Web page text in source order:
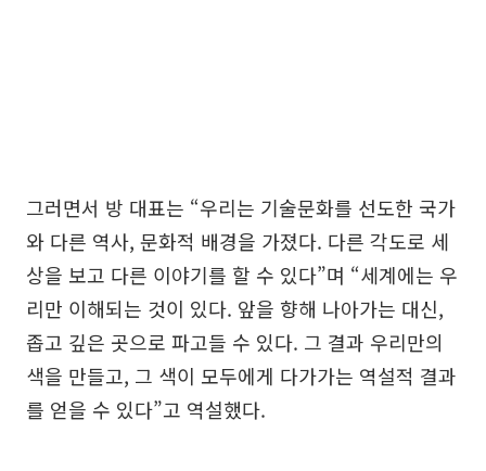
그러면서 방 대표는 “우리는 기술문화를 선도한 국가
와 다른 역사, 문화적 배경을 가졌다. 다른 각도로 세
상을 보고 다른 이야기를 할 수 있다”며 “세계에는 우
리만 이해되는 것이 있다. 앞을 향해 나아가는 대신,
좁고 깊은 곳으로 파고들 수 있다. 그 결과 우리만의
색을 만들고, 그 색이 모두에게 다가가는 역설적 결과
를 얻을 수 있다”고 역설했다.